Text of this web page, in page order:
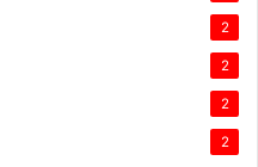
2
2
2
2